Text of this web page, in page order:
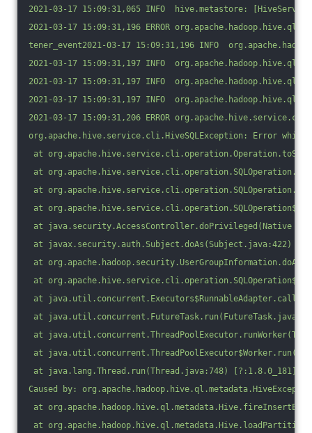
2021-03-17 15:09:31,065 INFO  hive.metastore:
2021-03-17 15:09:31,196 ERROR
tener_event2021-03-17 15:09:31,196 INFO
2021-03-17 15:09:31,197 INFO
2021-03-17 15:09:31,197 INFO
2021-03-17 15:09:31,197 INFO
2021-03-17 15:09:31,206 ERROR
org.apache.hive.service.cli.HiveSQLException: Error while
at
at
at
at
at java.security.AccessController.doPrivileged(Native
at javax.security.auth.Subject.doAs(Subject.java:422)
at
at
at
at
at
at
at java.lang.Thread.run(Thread.java:748) [?:1.8.0_181]
Caused by:
at
at